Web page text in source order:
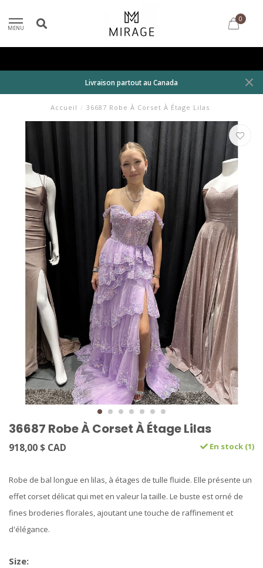
MENU
0
Livraison partout au Canada
Accueil / 36687 Robe À Corset À Étage Lilas
36687 Robe À Corset À Étage Lilas
918,00 $ CAD En stock (1)
Robe de bal longue en lilas, à étages de tulle fluide. Elle présente un
effet corset délicat qui met en valeur la taille. Le buste est orné de
fines broderies florales, ajoutant une touche de raffinement et
d'élégance.
Size: